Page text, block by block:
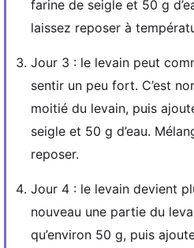
farine de seigle et 50 g
laissez reposer à
Jour 3 : le levain peut
sentir un peu fort. C’est
moitié du levain, puis
seigle et 50 g d’eau.
reposer.
Jour 4 : le levain devient
nouveau une partie du
qu’environ 50 g, puis